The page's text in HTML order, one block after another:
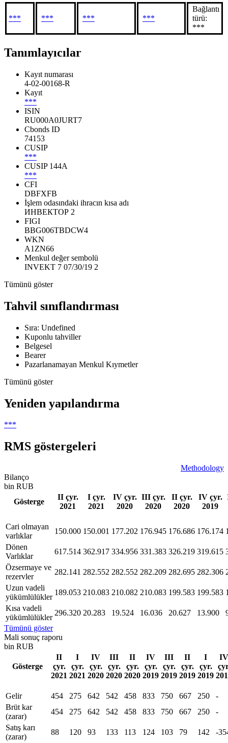
*** *** *** ***
Bağlantı
türü:
***
Tanımlayıcılar
Kayıt numarası
4-02-00168-R
Kayıt
***
ISIN
RU000A0JURT7
Cbonds ID
74153
CUSIP
***
CUSIP 144A
***
CFI
DBFXFB
İşlem odasındaki ihracın kısa adı
ИНВЕКТОР 2
FIGI
BBG006TBDCW4
WKN
A1ZN66
Menkul değer sembolü
INVEKT 7 07/30/19 2
Tümünü göster
Tahvil sınıflandırması
Sıra: Undefined
Kuponlu tahviller
Belgesel
Bearer
Pazarlanamayan Menkul Kıymetler
Tümünü göster
Yeniden yapılandırma
***
RMS göstergeleri
Methodology
Bilanço
bin RUB
Gösterge
II çyr.
2021
I çyr.
2021
IV çyr.
2020
III çyr.
2020
II çyr.
2020
IV çyr.
2019
Сari olmayan
varlıklar
150.000 150.001 177.202 176.945 176.686 176.174
Dönen
Varlıklar
617.514 362.917 334.956 331.383 326.219 319.615
Özsermaye ve
rezervler
282.141 282.552 282.552 282.209 282.695 282.306
Uzun vadeli
yükümlülükler
189.053 210.083 210.082 210.083 199.583 199.583
Kısa vadeli
yükümlülükler
296.320 20.283 19.524 16.036 20.627 13.900
Tümünü göster
Mali sonuç raporu
bin RUB
Gösterge
II
çyr.
2021
I
çyr.
2021
IV
çyr.
2020
III
çyr.
2020
II
çyr.
2020
IV
çyr.
2019
III
çyr.
2019
II
çyr.
2019
I
çyr.
2019
IV
Gelir 454 275 642 542 458 833 750 667 250
-
Brüt kar
(zarar)
454 275 642 542 458 833 750 667 250
-
Satış karı
(zarar)
88 120 93 133 113 124 103 79 142
-